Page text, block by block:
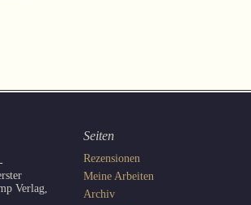
Verlag,
Seiten
Rezensionen
Meine Arbeiten
Archiv